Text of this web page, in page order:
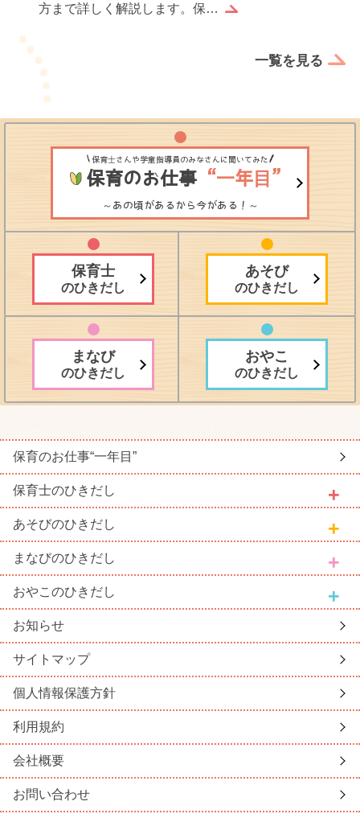
でなく、実習生としての誠…
一覧を見る
保育士さんや学童指導員のみなさんに聞いてみた
保育のお仕事“一年目”
～あの頃があるから今がある！～
保育士
のひきだし
あそび
のひきだし
まなび
のひきだし
おやこ
のひきだし
保育のお仕事“一年目”
保育士のひきだし
あそびのひきだし
まなびのひきだし
おやこ のひきだし
お知らせ
サイトマップ
個人情報保護方針
利用規約
会社概要
お問い合わせ